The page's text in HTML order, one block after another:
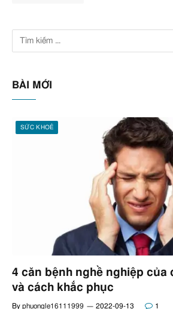
BÀI MỚI
SỨC KHOẺ
4 căn bệnh nghề nghiệp của
và cách khắc phục
By phuongle16111999 2022-09-13 1